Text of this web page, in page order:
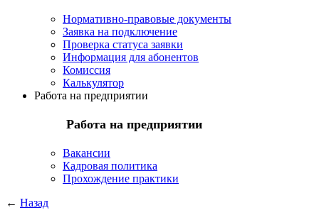
Нормативно-правовые документы
Заявка на подключение
Проверка статуса заявки
Информация для абонентов
Комиссия
Калькулятор
Работа на предприятии
Работа на предприятии
Вакансии
Кадровая политика
Прохождение практики
← Назад